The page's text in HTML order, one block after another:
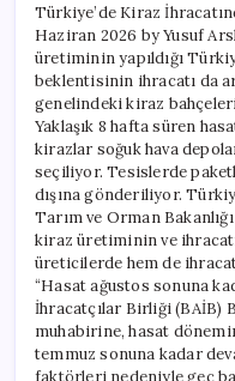
Türkiye’de Kiraz
Haziran 2026 by Yusuf
üretiminin yapıldığı
beklentisinin ihracatı da
genelindeki kiraz
Yaklaşık 8 hafta süren
kirazlar soğuk hava
seçiliyor. Tesislerde
dışına gönderiliyor.
Tarım ve Orman
kiraz üretiminin ve
üreticilerde hem de
“Hasat ağustos sonuna
İhracatçılar Birliği (BAİB)
muhabirine, hasat
temmuz sonuna kadar
faktörleri nedeniyle geç